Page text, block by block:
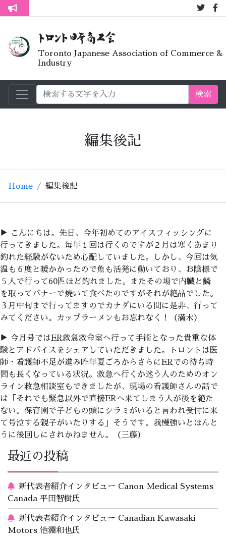
トロント生活不安疑問質問懇談会
7月オープン
Toronto Japanese Association of Commerce &
Industry
検索
編集後記
Home 編集後記
▶ こんにちは。先日、今年初めてのアイスフィッシングに
行ってきました。毎年１回は行くのですが２月は寒くあまり
釣れた経験がないため心配していました。しかし、今回は気
温も６度と暖かかったので魚も活発に動いており、お陰様で
５人で行って60匹ほど釣れました。またその場で内臓と鱗
を取ってバナーで焼いて食べたのですがそれが絶品でした。
３月中旬まで行ってますのでカナダにいる間に是非、行って
みてください。カップラーメンもお忘れなく！（満木）
▶ 今月号ではER救急救命室へ行って手術となった貴重な体
験とアドバイスをシェアしていただきました。トロントは医
師・看護師不足が進み昨年夏ごろからさらにERでの待ち時
間も長くなっている状況。救急へ行くか迷う人のためのオン
ライン救急相談室もできましたが、現場の看護師さんの話で
は「それでも緊急以外で直接ERへ来てしまう人が後を絶た
ない。保育園で子どもの頭にシラミがいると言われ受付に来
て号泣する親子がいたりする」そうです。我慢強いとほんと
うに後回しにされかねません。（三藤）
最近の投稿
新代表者紹介インタビュー Canon Medical Systems
Canada 平田智樹氏
新代表者紹介インタビュー Canadian Kawasaki
Motors 池淵和也氏